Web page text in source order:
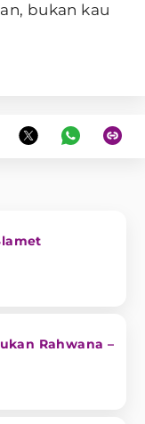
bukan kau
Rahwana –